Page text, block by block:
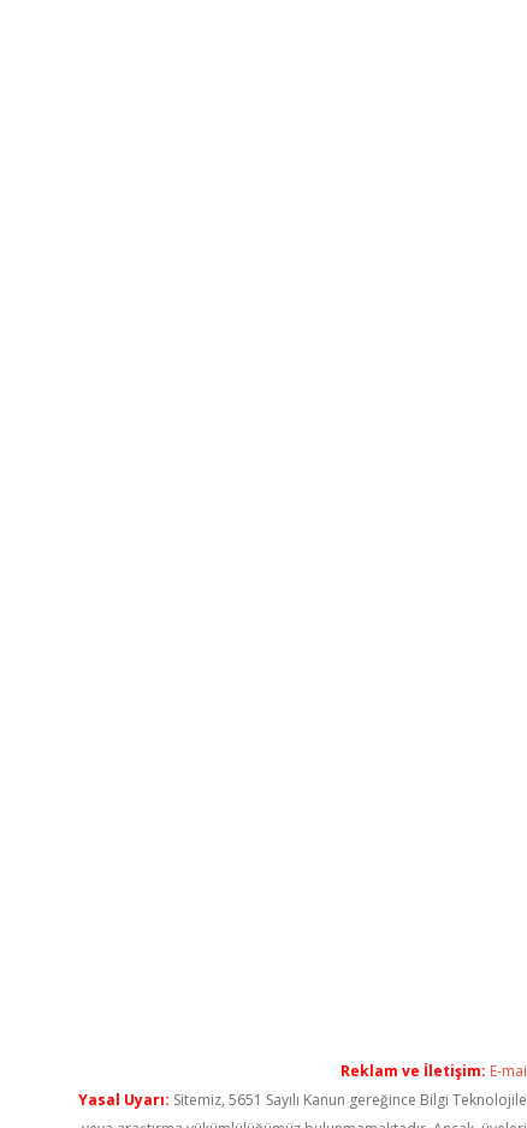
Reklam ve İletişim: E-
Yasal Uyarı: Sitemiz, 5651 Sayılı Kanun gereğince Bilgi